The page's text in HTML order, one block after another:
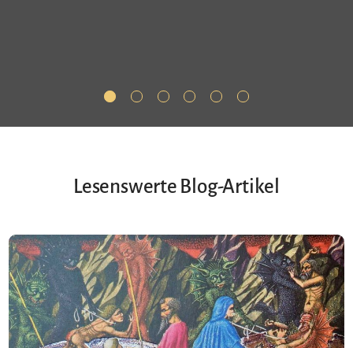
Lesenswerte Blog-Artikel